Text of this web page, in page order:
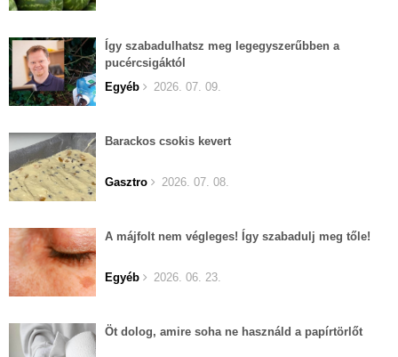
Így szabadulhatsz meg legegyszerűbben a
pucércsigáktól
Egyéb
2026. 07. 09.
Barackos csokis kevert
Gasztro 2026. 07. 08.
A májfolt nem végleges! Így szabadulj meg tőle!
Egyéb 2026. 06. 23.
Öt dolog, amire soha ne használd a papírtörlőt